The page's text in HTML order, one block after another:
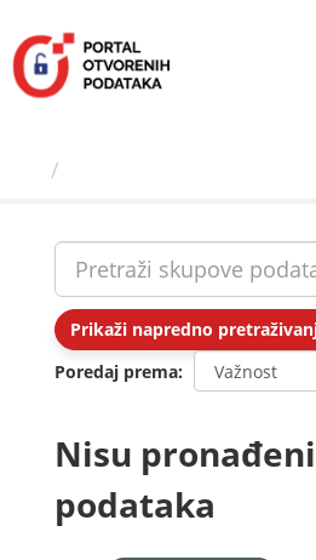
sadržaj
Prikaži napredno
Poredaj prema
Nisu
podataka